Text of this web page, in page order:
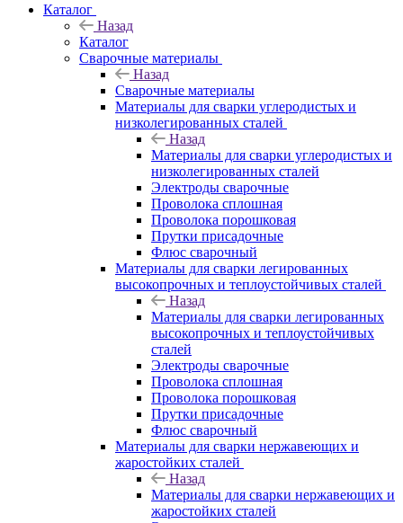
Каталог
Назад
Каталог
Сварочные материалы
Назад
Сварочные материалы
Материалы для сварки углеродистых и
низколегированных сталей
Назад
Материалы для сварки углеродистых и
низколегированных сталей
Электроды сварочные
Проволока сплошная
Проволока порошковая
Прутки присадочные
Флюс сварочный
Материалы для сварки легированных
высокопрочных и теплоустойчивых сталей
Назад
Материалы для сварки легированных
высокопрочных и теплоустойчивых
сталей
Электроды сварочные
Проволока сплошная
Проволока порошковая
Прутки присадочные
Флюс сварочный
Материалы для сварки нержавеющих и
жаростойких сталей
Назад
Материалы для сварки нержавеющих и
жаростойких сталей